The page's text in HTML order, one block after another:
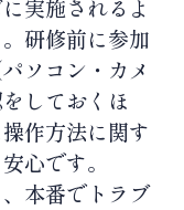
実施されるよ
研修前に参加
ソコン・カメ
しておくほ
作方法に関す
心です。
本番でトラブ